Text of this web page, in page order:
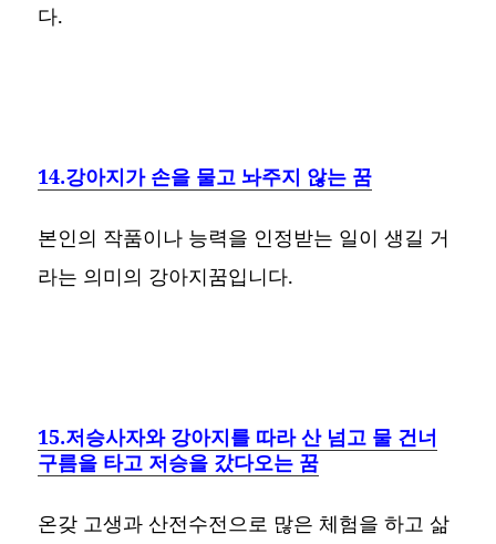
다.
14.강아지가 손을 물고 놔주지 않는 꿈
본인의 작품이나 능력을 인정받는 일이 생길 거
라는 의미의 강아지꿈입니다.
15.저승사자와 강아지를 따라 산 넘고 물 건너
구름을 타고 저승을 갔다오는 꿈
온갖 고생과 산전수전으로 많은 체험을 하고 삶